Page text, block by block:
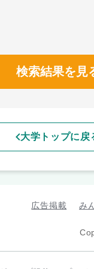
検索結果を見
大学トップに戻
広告掲載 み